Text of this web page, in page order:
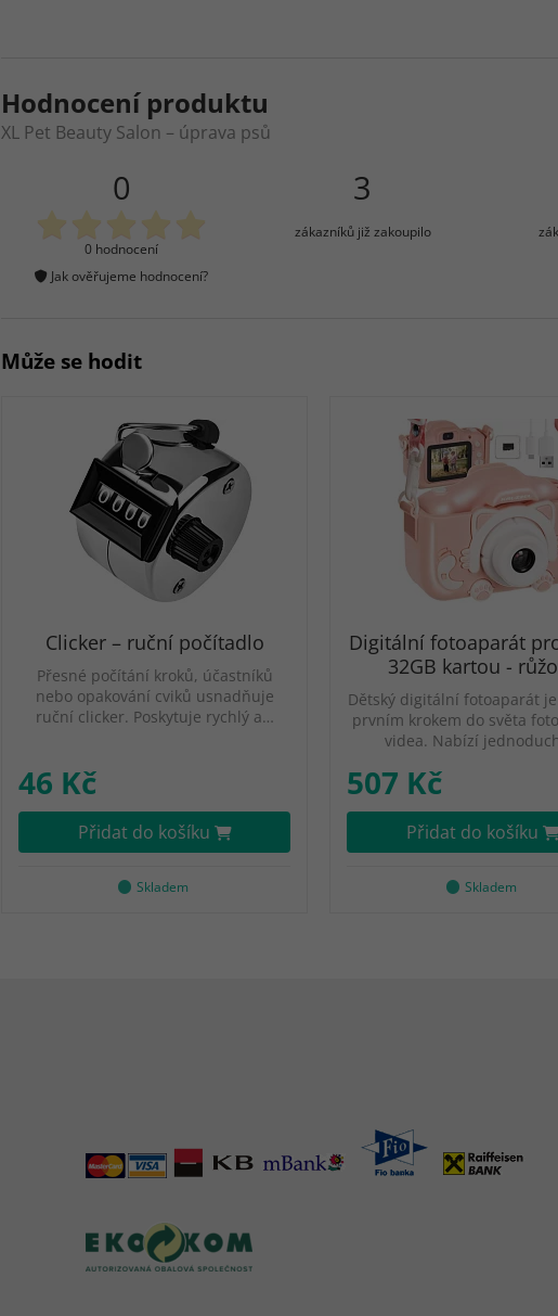
Hodnocení produktu
XL Pet Beauty Salon – úprava psů
0
0 hodnocení
Jak ověřujeme hodnocení?
3
zákazníků již zakoupilo
Může se hodit
Clicker – ruční počítadlo
Přesné počítání kroků, účastníků
nebo opakování cviků usnadňuje
ruční clicker. Poskytuje rychlý a…
46 Kč
Přidat do košíku
Skladem
Digitální fotoaparát
32GB kartou -
Dětský digitální fotoaparát
prvním krokem do světa
videa. Nabízí
507 Kč
Přidat do košíku
Skladem